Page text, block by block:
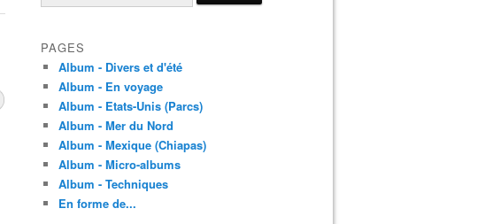
PAGES
Album - Divers et d'été
Album - En voyage
Album - Etats-Unis (Parcs)
Album - Mer du Nord
Album - Mexique (Chiapas)
Album - Micro-albums
Album - Techniques
En forme de...